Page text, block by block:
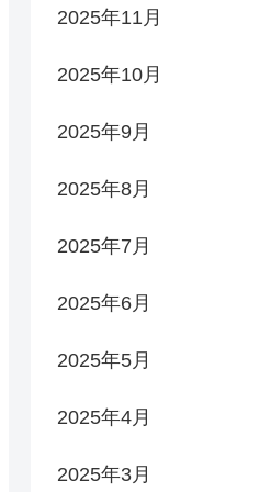
2025年11月
2025年10月
2025年9月
2025年8月
2025年7月
2025年6月
2025年5月
2025年4月
2025年3月